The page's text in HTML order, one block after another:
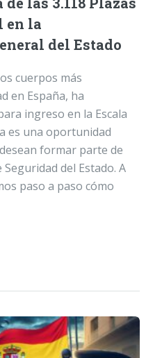
en la
del Estado
cuerpos más
en España, ha
ingreso en la Escala
es una oportunidad
formar parte de
del Estado. A
paso a paso cómo